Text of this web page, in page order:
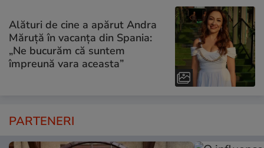
Alături de cine a apărut Andra
Măruță în vacanța din Spania:
„Ne bucurăm că suntem
împreună vara aceasta”
PARTENERI